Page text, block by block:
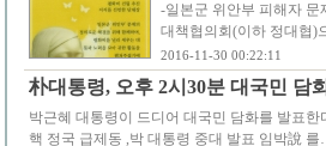
-일본군 위안부 피해자 문
대책협의회(이하 정대협)
2016-11-30 00:22:11
朴대통령, 오후 2시30분 대국민
박근혜 대통령이 드디어 대국민 담화를 발표
핵 정국 급제동 ,박 대통령 중대 발표 임박說